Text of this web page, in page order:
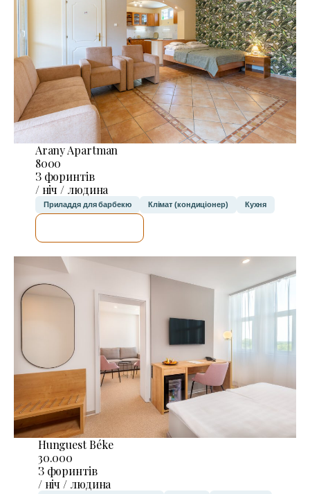
Arany Apartman
8000
З форинтів
/ ніч / людина
Приладдя для барбекю Клімат (кондиціонер) Кухня
Hunguest Béke
30.000
З форинтів
/ ніч / людина